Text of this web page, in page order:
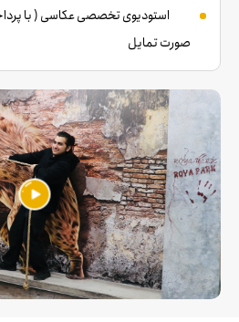
استودیوی تخصصی عکاسی ( با
صورت تمایل
در موقع حضور در مجموعه باید
نزدیکترین دسترسی مترو